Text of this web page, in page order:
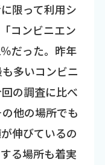
限って利用シ
コンビニエン
だった。昨年
多いコンビニ
の調査に比べ
他の場所でも
伸びているの
る場所も着実